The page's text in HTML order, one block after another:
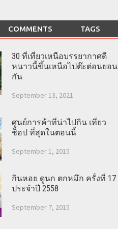
COMMENTS TAGS
30 ที่เที่ยวเหนือบรรยากาศดี
หนาวนี้ขึ้นเหนือไปต๊ะต่อนยอน
กัน
September 13, 2021
ศูนย์การค้าที่น่าไปกิน เที่ยว
ช็อป ที่สุดในตอนนี้
September 1, 2015
กินหอย ดูนก ตกหมึก ครั้งที่ 17
ประจำปี 2558
September 7, 2015